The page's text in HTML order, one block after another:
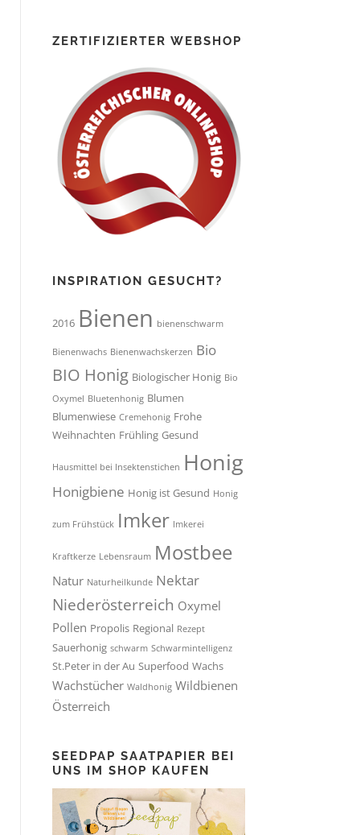
ZERTIFIZIERTER WEBSHOP
INSPIRATION GESUCHT?
2016 Bienen bienenschwarm
Bienenwachs Bienenwachskerzen Bio
BIO Honig Biologischer Honig Bio
Oxymel Bluetenhonig Blumen
Blumenwiese Cremehonig Frohe
Weihnachten Frühling Gesund
Hausmittel bei Insektenstichen Honig
Honigbiene Honig ist Gesund Honig
zum Frühstück Imker Imkerei
Kraftkerze Lebensraum Mostbee
Natur Naturheilkunde Nektar
Niederösterreich Oxymel
Pollen Propolis Regional Rezept
Sauerhonig schwarm Schwarmintelligenz
St.Peter in der Au Superfood Wachs
Wachstücher Waldhonig Wildbienen
Österreich
SEEDPAP SAATPAPIER BEI
UNS IM SHOP KAUFEN